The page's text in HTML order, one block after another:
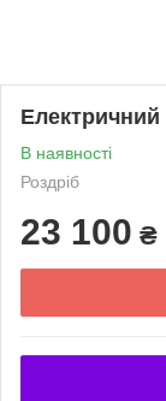
Електричний
В наявності
Роздріб
23 100 ₴